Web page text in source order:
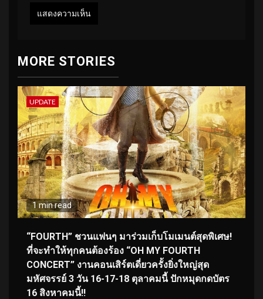
MORE STORIES
UPDATE
1 min read
“FOURTH” ชวนแฟนๆ มาร่วมเก็บโมเมนต์สุดพิเศษ!
ที่จะทำให้ทุกคนต้องร้อง “OH MY FOURTH
CONCERT” งานคอนเสิร์ตเดี่ยวครั้งยิ่งใหญ่สุด
มหัศจรรย์ 3 วัน 16-17-18 ตุลาคมนี้ ปักหมุดกดบัตร
16 สิงหาคมนี้!!